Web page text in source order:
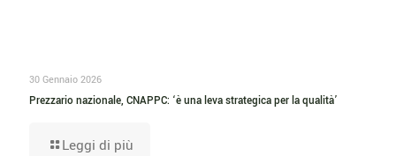
30 Gennaio 2026
Prezzario nazionale, CNAPPC: ‘è una leva strategica per la qualità’
Leggi di più